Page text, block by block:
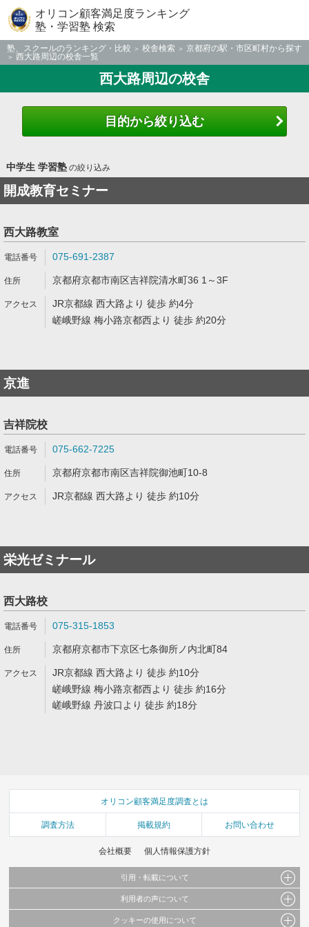
オリコン顧客満足度ランキング
塾・学習塾 検索
塾、スクールのランキング・比較 校舎検索
京都府の駅・市区町村から探す
西大路周辺の校舎一覧
西大路周辺の校舎
目的から絞り込む
中学生 学習塾の絞り込み
開成教育セミナー
西大路教室
075-691-2387
京都府京都市南区吉祥院清水町36 1～3F
JR京都線 西大路より 徒歩 約4分
嵯峨野線 梅小路京都西より 徒歩 約20分
京進
吉祥院校
075-662-7225
京都府京都市南区吉祥院御池町10-8
JR京都線 西大路より 徒歩 約10分
栄光ゼミナール
西大路校
075-315-1853
京都府京都市下京区七条御所ノ内北町84
JR京都線 西大路より 徒歩 約10分
嵯峨野線 梅小路京都西より 徒歩 約16分
嵯峨野線 丹波口より 徒歩 約18分
オリコン顧客満足度調査とは
調査方法 掲載規約 お問い合わせ
会社概要 個人情報保護方針
引用・転載について
当サイトで公開されている情報（文字、写真、イラスト、画像データ等）及びこれらの配
利用者の声について
当サイトに掲載している内容はすべてサービスの利用者が提出された見解・感想です。
クッキーの使用について